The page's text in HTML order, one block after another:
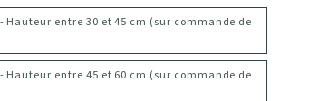
entre 30 et 45 cm (sur commande de
entre 45 et 60 cm (sur commande de